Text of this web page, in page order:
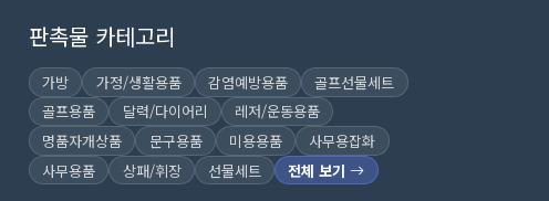
판촉물 카테고리
가방 가정/생활용품 감염예방용품
골프선물세트
골프용품
달력/다이어리
레저/운동용품
명품자개상품
문구용품 미용용품
사무용잡화
사무용품
상패/휘장 선물세트 전체 보기